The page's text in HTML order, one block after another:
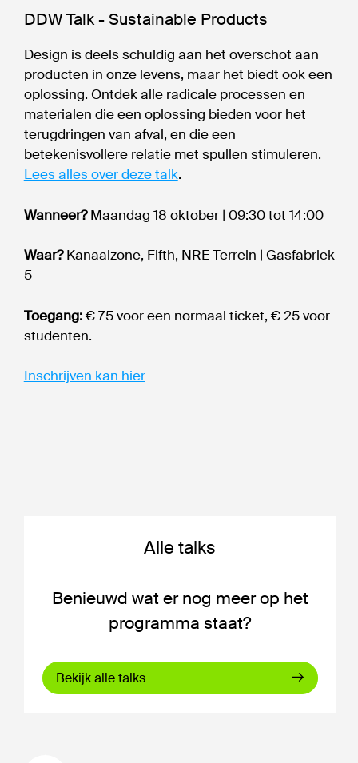
DDW Talk - Sustainable Products
Design is deels schuldig aan het overschot aan
producten in onze levens, maar het biedt ook een
oplossing. Ontdek alle radicale processen en
materialen die een oplossing bieden voor het
terugdringen van afval, en die een
betekenisvollere relatie met spullen stimuleren.
Lees alles over deze talk.
Wanneer?Maandag 18 oktober | 09:30 tot 14:00
Waar?Kanaalzone, Fifth, NRE Terrein | Gasfabriek
5
Toegang:€ 75 voor een normaal ticket, € 25 voor
studenten.
Inschrijven kan hier
Alle talks
Benieuwd wat er nog meer op het
programma staat?
Bekijk alle talks